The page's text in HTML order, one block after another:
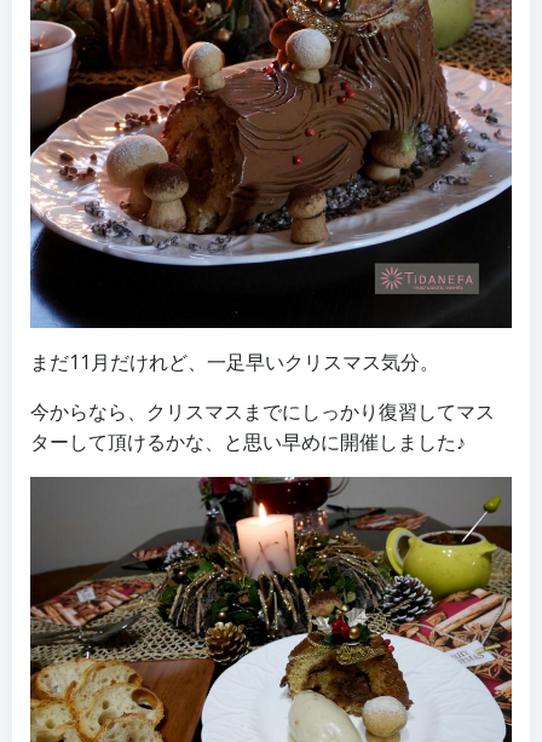
まだ11月だけれど、一足早いクリスマス気分。
今からなら、クリスマスまでにしっかり復習してマス
ターして頂けるかな、と思い早めに開催しました♪